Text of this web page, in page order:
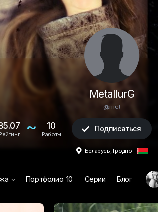
MetallurG
@met
~ 10
Работы
 Подписаться
 Беларусь, Гродно
 Портфолио 10 Серии Блог